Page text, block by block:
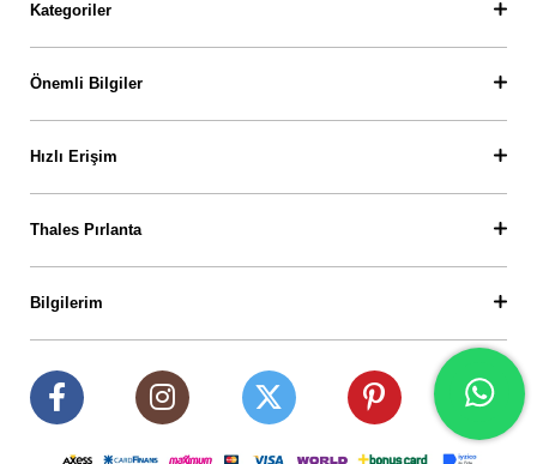
Kategoriler
Önemli Bilgiler
Hızlı Erişim
Thales Pırlanta
Bilgilerim